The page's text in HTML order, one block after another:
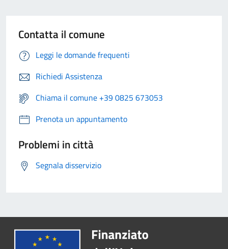
Contatta il comune
Leggi le domande frequenti
Richiedi Assistenza
Chiama il comune +39 0825 673053
Prenota un appuntamento
Problemi in città
Segnala disservizio